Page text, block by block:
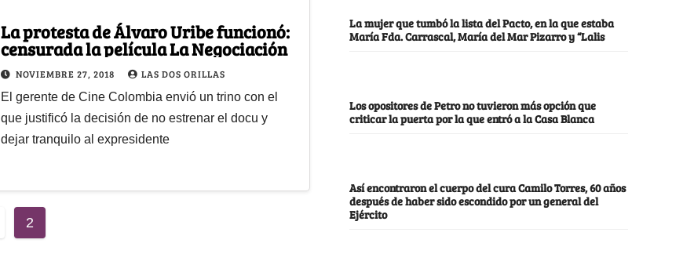
La protesta de Álvaro Uribe funcionó:
censurada la película La Negociación
NOVIEMBRE 27, 2018 LAS DOS ORILLAS
El gerente de Cine Colombia envió un trino con el
que justificó la decisión de no estrenar el docu y
dejar tranquilo al expresidente
2
La mujer que tumbó la lista del Pacto, en la que estaba
María Fda. Carrascal, María del Mar Pizarro y “Lalis
Los opositores de Petro no tuvieron más opción que
criticar la puerta por la que entró a la Casa Blanca
Así encontraron el cuerpo del cura Camilo Torres, 60 años
después de haber sido escondido por un general del
Ejército